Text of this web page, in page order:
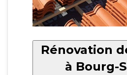
Rénovation
à Bourg-